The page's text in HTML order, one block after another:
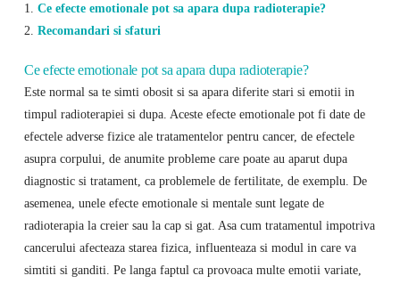
1. Ce efecte emotionale pot sa apara dupa radioterapie?
2. Recomandari si sfaturi
Ce efecte emotionale pot sa apara dupa radioterapie?
Este normal sa te simti obosit si sa apara diferite stari si emotii in
timpul radioterapiei si dupa. Aceste efecte emotionale pot fi date de
efectele adverse fizice ale tratamentelor pentru cancer, de efectele
asupra corpului, de anumite probleme care poate au aparut dupa
diagnostic si tratament, ca problemele de fertilitate, de exemplu. De
asemenea, unele efecte emotionale si mentale sunt legate de
radioterapia la creier sau la cap si gat. Asa cum tratamentul impotriva
cancerului afecteaza starea fizica, influenteaza si modul in care va
simtiti si ganditi. Pe langa faptul ca provoaca multe emotii variate,